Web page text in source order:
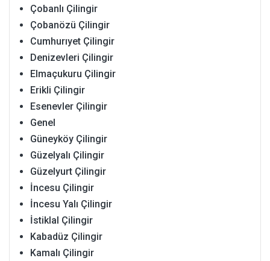
Çobanlı Çilingir
Çobanözü Çilingir
Cumhurıyet Çilingir
Denizevleri Çilingir
Elmaçukuru Çilingir
Erikli Çilingir
Esenevler Çilingir
Genel
Güneyköy Çilingir
Güzelyalı Çilingir
Güzelyurt Çilingir
İncesu Çilingir
İncesu Yalı Çilingir
İstiklal Çilingir
Kabadüz Çilingir
Kamalı Çilingir